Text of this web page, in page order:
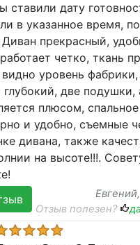
ставили дату
в указанное время,
прекрасный,
четко, ткань
уровень
две подушки,
плюсом,
и удобно, съемные
дивана, также
на высоте!!!.
Евгений
Отзыв полезен?